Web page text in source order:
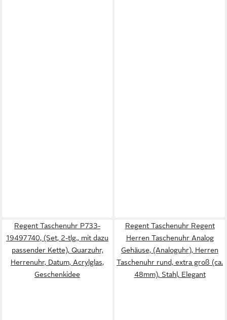
Regent Taschenuhr P733-
19497740, (Set, 2-tlg., mit dazu
passender Kette), Quarzuhr,
Herrenuhr, Datum, Acrylglas,
Geschenkidee
Regent Taschenuhr Regent
Herren Taschenuhr Analog
Gehäuse, (Analoguhr), Herren
Taschenuhr rund, extra groß (ca.
48mm), Stahl, Elegant